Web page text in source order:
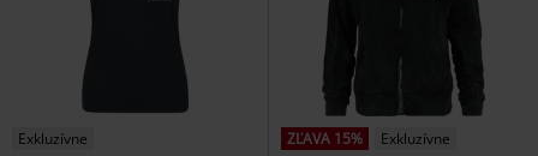
Exkluzívne
ZĽAVA 15%
Exkluzívne